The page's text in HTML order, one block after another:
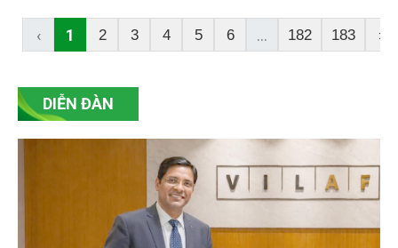
Thơ đã giải đáp, chỉ rõ nguyên nhân, đồng thời đưa
ra các giải pháp khắc phục, từng bước nâng cao
cầu bảo vệ môi trường.
‹ 1 2 3 4 5 6 ... 182 183 ›
DIỄN ĐÀN